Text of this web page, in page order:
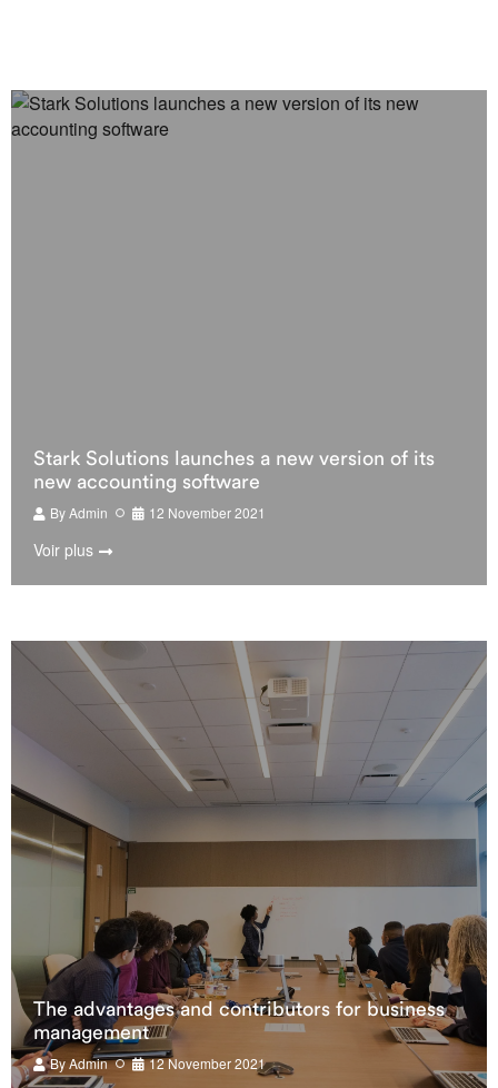
Stark Solutions launches a new version of its
new accounting software
ByAdmin 12 November 2021
Voir plus
The advantages and contributors for business
management
ByAdmin 12 November 2021